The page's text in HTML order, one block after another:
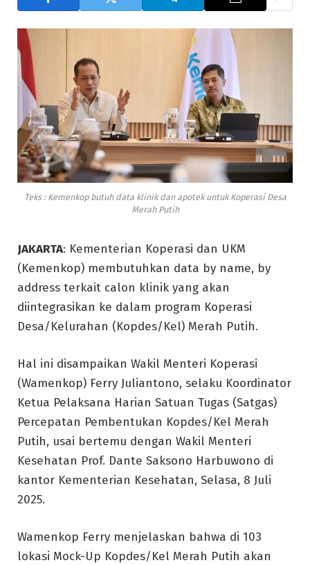
Teks : Kemenkop butuh data klinik dan apotek untuk Koperasi Desa
Merah Putih
JAKARTA: Kementerian Koperasi dan UKM
(Kemenkop) membutuhkan data by name, by
address terkait calon klinik yang akan
diintegrasikan ke dalam program Koperasi
Desa/Kelurahan (Kopdes/Kel) Merah Putih.
Hal ini disampaikan Wakil Menteri Koperasi
(Wamenkop) Ferry Juliantono, selaku Koordinator
Ketua Pelaksana Harian Satuan Tugas (Satgas)
Percepatan Pembentukan Kopdes/Kel Merah
Putih, usai bertemu dengan Wakil Menteri
Kesehatan Prof. Dante Saksono Harbuwono di
kantor Kementerian Kesehatan, Selasa, 8 Juli
2025.
Wamenkop Ferry menjelaskan bahwa di 103
lokasi Mock-Up Kopdes/Kel Merah Putih akan